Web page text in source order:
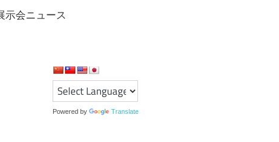
示会ニュース
Powered by Translate